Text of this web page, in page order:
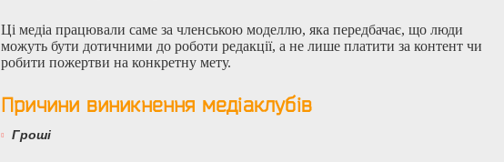
Ці медіа працювали саме за членською моделлю, яка передбачає, що люди
можуть бути дотичними до роботи редакції, а не лише платити за контент чи
робити пожертви на конкретну мету.
Причини виникнення медіаклубів
Гроші